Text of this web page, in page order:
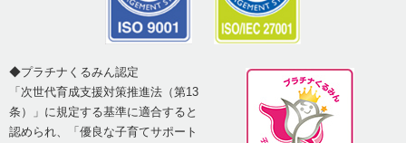
◆プラチナくるみん認定
「次世代育成支援対策推進法（第13
条）」に規定する基準に適合すると
認められ、「優良な子育てサポート